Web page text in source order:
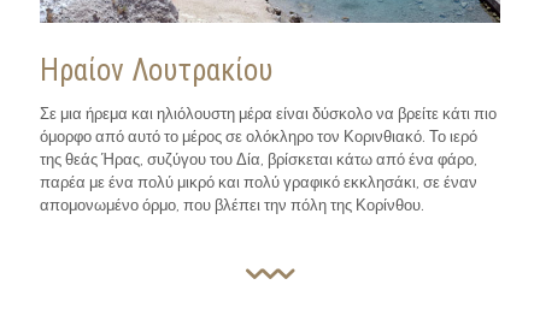
Ηραίον Λουτρακίου
Σε μια ήρεμα και ηλιόλουστη μέρα είναι δύσκολο να βρείτε κάτι πιο
όμορφο από αυτό το μέρος σε ολόκληρο τον Κορινθιακό. Το ιερό
της θεάς Ήρας, συζύγου του Δία, βρίσκεται κάτω από ένα φάρο,
παρέα με ένα πολύ μικρό και πολύ γραφικό εκκλησάκι, σε έναν
απομονωμένο όρμο, που βλέπει την πόλη της Κορίνθου.